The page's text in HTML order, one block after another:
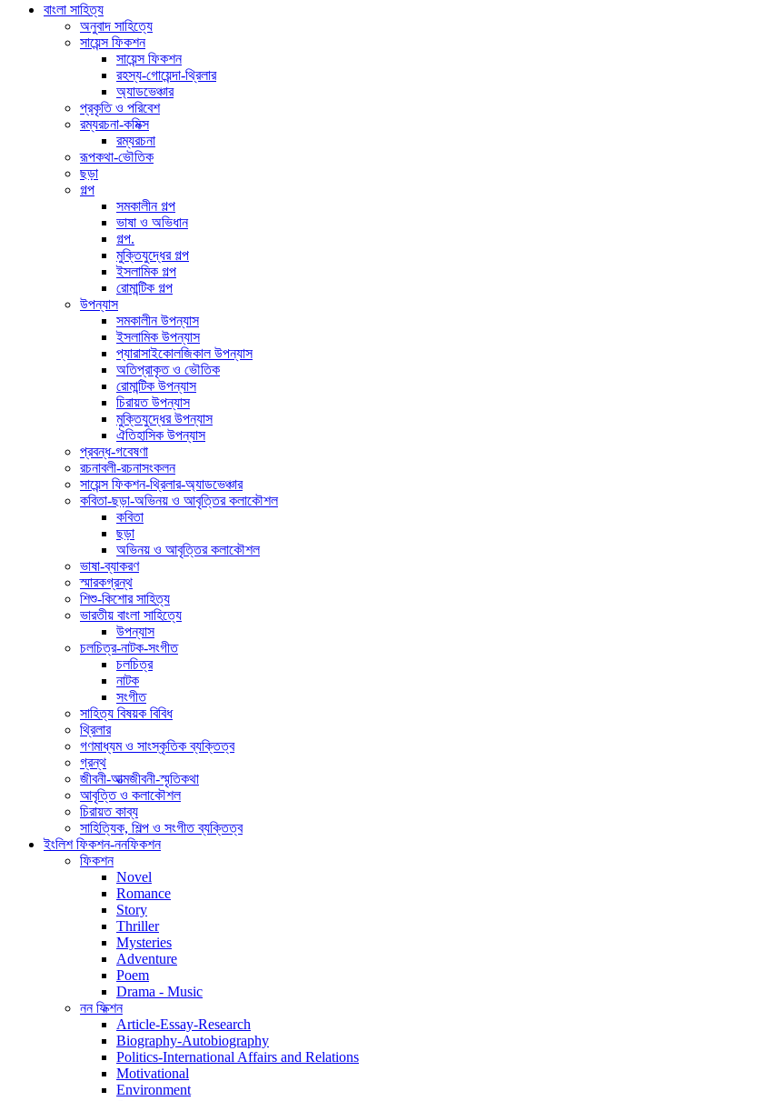
বাংলা সাহিত্য
অনুবাদ সাহিত্যে
সায়েন্স ফিকশন
সায়েন্স ফিকশন
রহস্য-গোয়েন্দা-থ্রিলার
অ্যাডভেঞ্চার
প্রকৃতি ও পরিবেশ
রম্যরচনা-কমিক্স
রম্যরচনা
রূপকথা-ভৌতিক
ছড়া
গল্প
সমকালীন গল্প
ভাষা ও অভিধান
গল্প.
মুক্তিযুদ্ধের গল্প
ইসলামিক গল্প
রোমান্টিক গল্প
উপন্যাস
সমকালীন উপন্যাস
ইসলামিক উপন্যাস
প্যারাসাইকোলজিকাল উপন্যাস
অতিপ্রাকৃত ও ভৌতিক
রোমান্টিক উপন্যাস
চিরায়ত উপন্যাস
মুক্তিযুদ্ধের উপন্যাস
ঐতিহাসিক উপন্যাস
প্রবন্ধ-গবেষণা
রচনাবলী-রচনাসংকলন
সায়েন্স ফিকশন-থ্রিলার-অ্যাডভেঞ্চার
কবিতা-ছড়া-অভিনয় ও আবৃত্তির কলাকৌশল
কবিতা
ছড়া
অভিনয় ও আবৃত্তির কলাকৌশল
ভাষা-ব্যাকরণ
স্মারকগ্রন্থ
শিশু-কিশোর সাহিত্য
ভারতীয় বাংলা সাহিত্যে
উপন্যাস
চলচিত্র-নাটক-সংগীত
চলচিত্র
নাটক
সংগীত
সাহিত্য বিষয়ক বিবিধ
থ্রিলার
গণমাধ্যম ও সাংস্কৃতিক ব্যক্তিত্ব
গ্রন্থ
জীবনী-আত্মজীবনী-স্মৃতিকথা
আবৃত্তি ও কলাকৌশল
চিরায়ত কাব্য
সাহিত্যিক, শিল্প ও সংগীত ব্যক্তিত্ব
ইংলিশ ফিকশন-ননফিকশন
ফিকশন
Novel
Romance
Story
Thriller
Mysteries
Adventure
Poem
Drama - Music
নন ফিক্শন
Article-Essay-Research
Biography-Autobiography
Politics-International Affairs and Relations
Motivational
Environment